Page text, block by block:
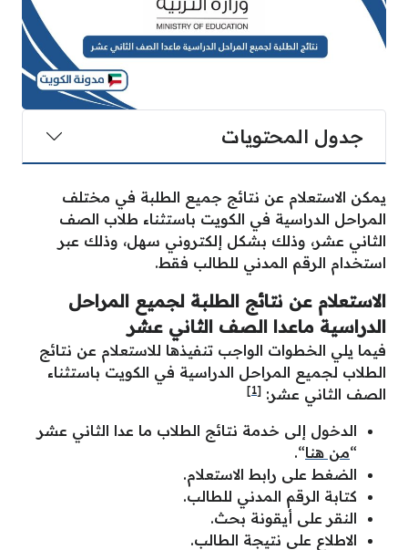
جدول المحتويات
يمكن الاستعلام عن نتائج جميع الطلبة في مختلف
المراحل الدراسية في الكويت باستثناء طلاب الصف
الثاني عشر، وذلك بشكل إلكتروني سهل، وذلك عبر
استخدام الرقم المدني للطالب فقط.
الاستعلام عن نتائج الطلبة لجميع المراحل
الدراسية ماعدا الصف الثاني عشر
فيما يلي الخطوات الواجب تنفيذها للاستعلام عن نتائج
الطلاب لجميع المراحل الدراسية في الكويت باستثناء
الصف الثاني عشر: [1]
الدخول إلى خدمة نتائج الطلاب ما عدا الثاني عشر
“من هنا“.
الضغط على رابط الاستعلام.
كتابة الرقم المدني للطالب.
النقر على أيقونة بحث.
الاطلاع على نتيجة الطالب.